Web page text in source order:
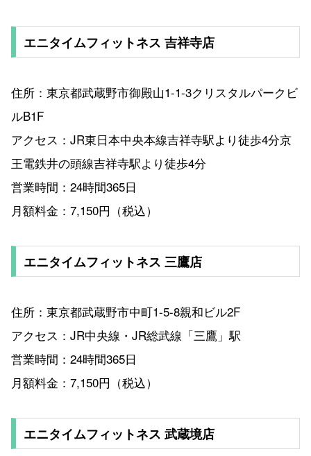
エニタイムフィットネス 吉祥寺店
住所：東京都武蔵野市御殿山1-1-3クリスタルパークビ
ルB1F
アクセス：JR東日本中央本線吉祥寺駅より徒歩4分京
王電鉄井の頭線吉祥寺駅より徒歩4分
営業時間：24時間365日
月額料金：7,150円（税込）
エニタイムフィットネス 三鷹店
住所：東京都武蔵野市中町1-5-8親和ビル2F
アクセス：JR中央線・JR総武線「三鷹」駅
営業時間：24時間365日
月額料金：7,150円（税込）
エニタイムフィットネス 武蔵境店